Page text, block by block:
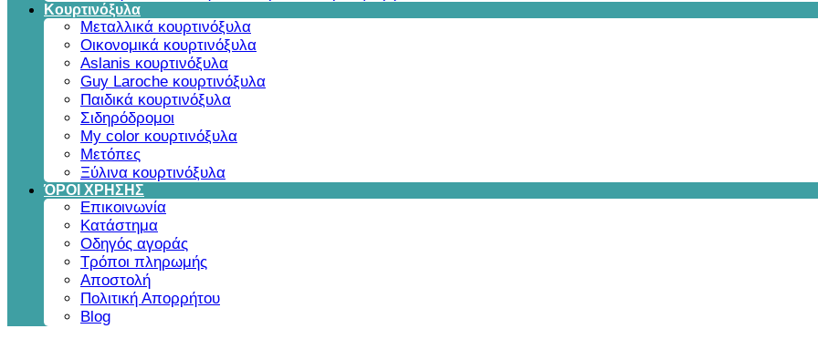
Κουρτινόξυλα
Μεταλλικά κουρτινόξυλα
Οικονομικά κουρτινόξυλα
Aslanis κουρτινόξυλα
Guy Laroche κουρτινόξυλα
Παιδικά κουρτινόξυλα
Σιδηρόδρομοι
My color κουρτινόξυλα
Μετόπες
Ξύλινα κουρτινόξυλα
ΌΡΟΙ ΧΡΗΣΗΣ
Επικοινωνία
Κατάστημα
Οδηγός αγοράς
Τρόποι πληρωμής
Αποστολή
Πολιτική Απορρήτου
Blog